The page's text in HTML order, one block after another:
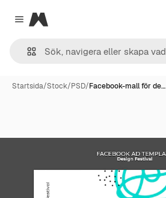
Close menu
Magnific
Startsida/Stock/PSD/Facebook-mall för de…